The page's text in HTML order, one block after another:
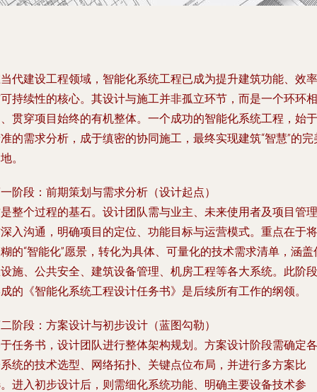
代建设工程领域，智能化系统工程已成为提升建筑功能、效率
持续性的核心。其设计与施工并非孤立环节，而是一个环环相
贯穿项目始终的有机整体。一个成功的智能化系统工程，始于
的需求分析，成于缜密的协同施工，最终实现建筑“智慧”的完
。
阶段：前期策划与需求分析（设计起点）
整个过程的基石。设计团队需与业主、未来使用者及项目管理
入沟通，明确项目的定位、功能目标与运营模式。重点在于将
的“智能化”愿景，转化为具体、可量化的技术需求清单，涵盖
施、公共安全、建筑设备管理、机房工程等各大系统。此阶段
的《智能化系统工程设计任务书》是后续所有工作的纲领。
阶段：方案设计与初步设计（蓝图勾勒）
任务书，设计团队进行整体架构规划。方案设计阶段需确定各
统的技术选型、网络拓扑、关键点位布局，并进行多方案比
进入初步设计后，则需细化系统功能、明确主要设备技术参